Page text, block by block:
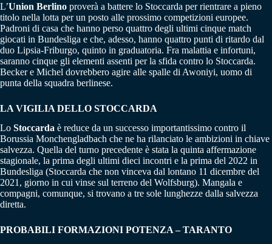
L’Union Berlino proverà a battere lo Stoccarda per rientrare a pieno
titolo nella lotta per un posto alle prossimo competizioni europee.
Padroni di casa che hanno perso quattro degli ultimi cinque match
giocati in Bundesliga e che, adesso, hanno quattro punti di ritardo dal
duo Lipsia-Friburgo, quinto in graduatoria. Fra malattia e infortuni,
saranno cinque gli elementi assenti per la sfida contro lo Stoccarda.
Becker e Michel dovrebbero agire alle spalle di Awoniyi, uomo di
punta della squadra berlinese.
LA VIGILIA DELLO STOCCARDA
Lo Stoccarda è reduce da un successo importantissimo contro il
Borussia Monchengladbach che ne ha rilanciato le ambizioni in chiave
salvezza. Quella del turno precedente è stata la quinta affermazione
stagionale, la prima degli ultimi dieci incontri e la prima del 2022 in
Bundesliga (Stoccarda che non vinceva dal lontano 11 dicembre del
2021, giorno in cui vinse sul terreno del Wolfsburg). Mangala e
compagni, comunque, si trovano a tre sole lunghezze dalla salvezza
diretta.
PROBABILI FORMAZIONI POTENZA – TARANTO